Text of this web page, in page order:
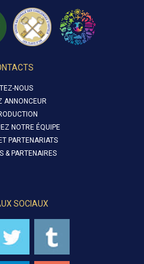
NOUS
ANNONCEUR
NOTRE ÉQUIPE
PARTENARIATS
& PARTENAIRES
SOCIAUX